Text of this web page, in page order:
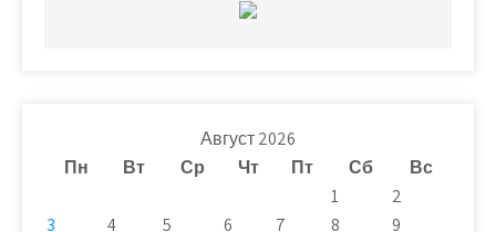
Август 2026
Пн
Вт Ср Чт Пт Сб
Вс
1
2
3
4 5 6 7 8
9